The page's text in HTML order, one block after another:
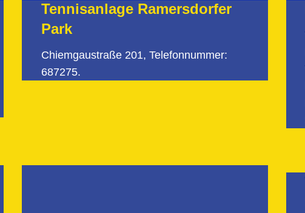
Tennisanlage Ramersdorfer
Park
Chiemgaustraße 201, Telefonnummer:
687275.